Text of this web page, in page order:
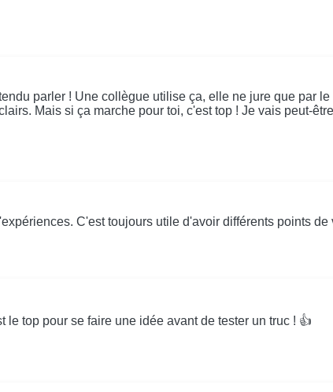
parler ! Une collègue utilise ça, elle ne jure que par
Mais si ça marche pour toi, c'est top ! Je vais peut-
C'est toujours utile d'avoir différents points de
top pour se faire une idée avant de tester un truc ! 👍